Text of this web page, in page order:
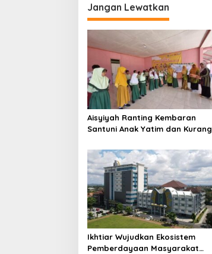
Jangan Lewatkan
Aisyiyah Ranting Kembaran
Santuni Anak Yatim dan Kurang
Ikhtiar Wujudkan Ekosistem
Pemberdayaan Masyarakat